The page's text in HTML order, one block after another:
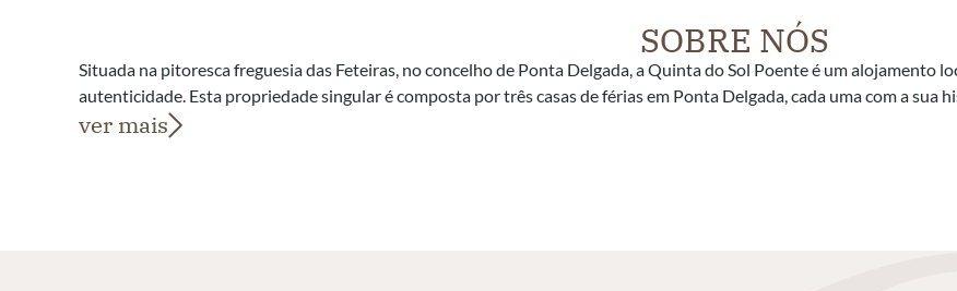
SOBRE NÓS
Situada na pitoresca freguesia das Feteiras, no concelho de Ponta Delgada, a Quinta do Sol Poente é um alojamento
autenticidade. Esta propriedade singular é composta por três casas de férias em Ponta Delgada, cada uma com a sua
ver mais